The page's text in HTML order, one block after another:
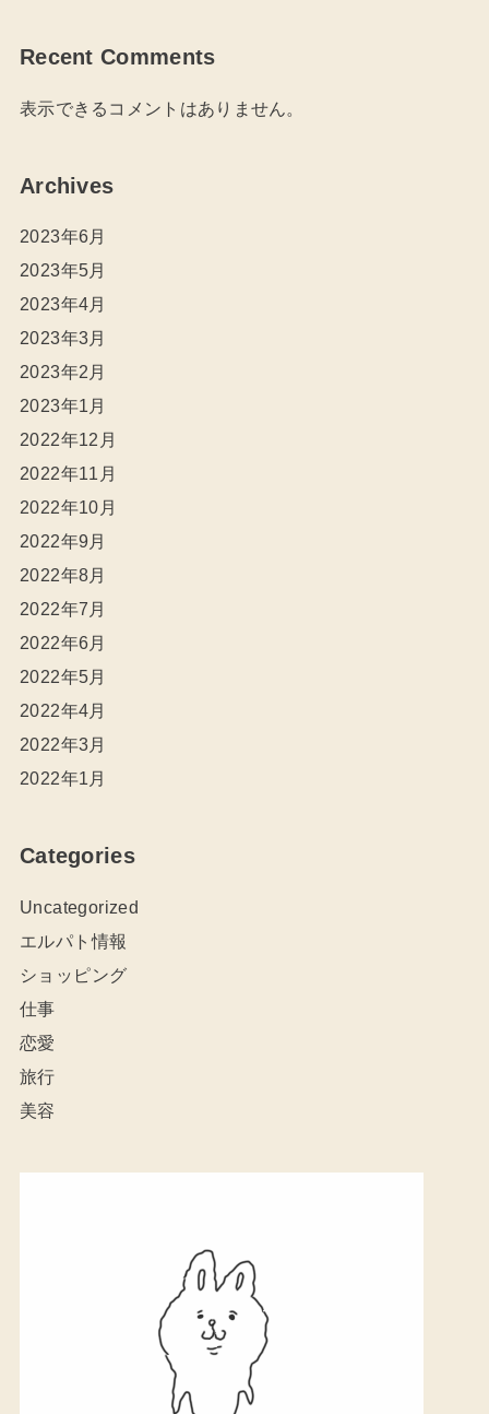
Recent Comments
表示できるコメントはありません。
Archives
2023年6月
2023年5月
2023年4月
2023年3月
2023年2月
2023年1月
2022年12月
2022年11月
2022年10月
2022年9月
2022年8月
2022年7月
2022年6月
2022年5月
2022年4月
2022年3月
2022年1月
Categories
Uncategorized
エルパト情報
ショッピング
仕事
恋愛
旅行
美容